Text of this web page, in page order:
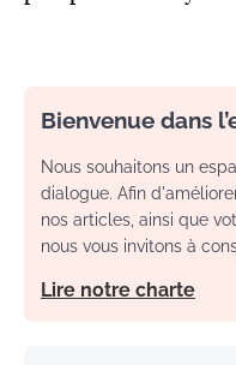
Bienvenue dans
Nous souhaitons un
dialogue. Afin
nos articles, ainsi que
nous vous invitons à
Lire notre charte